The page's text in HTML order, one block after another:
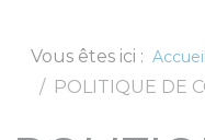
Vous êtes ici : Accueil
POLITIQUE DE